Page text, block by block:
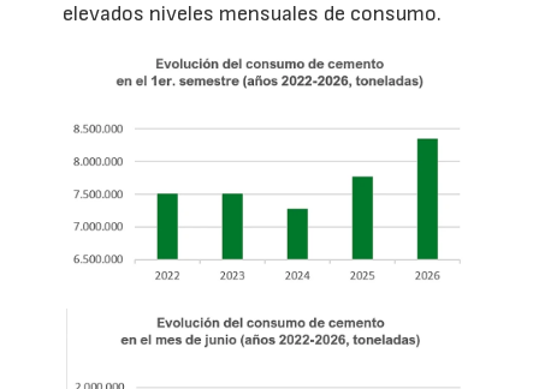
elevados niveles mensuales de consumo.